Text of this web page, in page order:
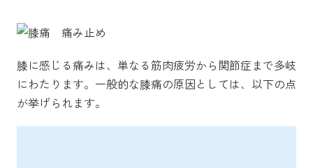
膝に感じる痛みは、単なる筋肉疲労から関節症まで多岐
にわたります。一般的な膝痛の原因としては、以下の点
が挙げられます。